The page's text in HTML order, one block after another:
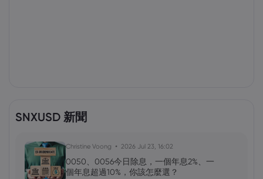
SNXUSD 新聞
Christine Voong 2026 Jul 23, 16:02
0050、0056今日除息，一個年息2%、一
個年息超過10%，你該怎麼選？